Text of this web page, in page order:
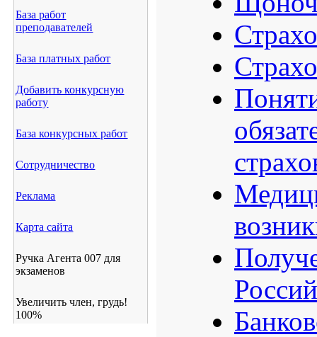
База работ
преподавателей
База платных работ
Добавить конкурсную
работу
База конкурсных работ
Сотрудничество
Реклама
Карта сайта
Ручка Агента 007 для
экзаменов
Увеличить член, грудь!
100%